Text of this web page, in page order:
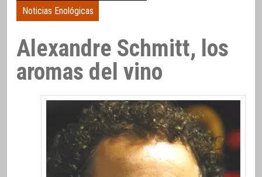
Noticias Enológicas
Alexandre Schmitt, los
aromas del vino